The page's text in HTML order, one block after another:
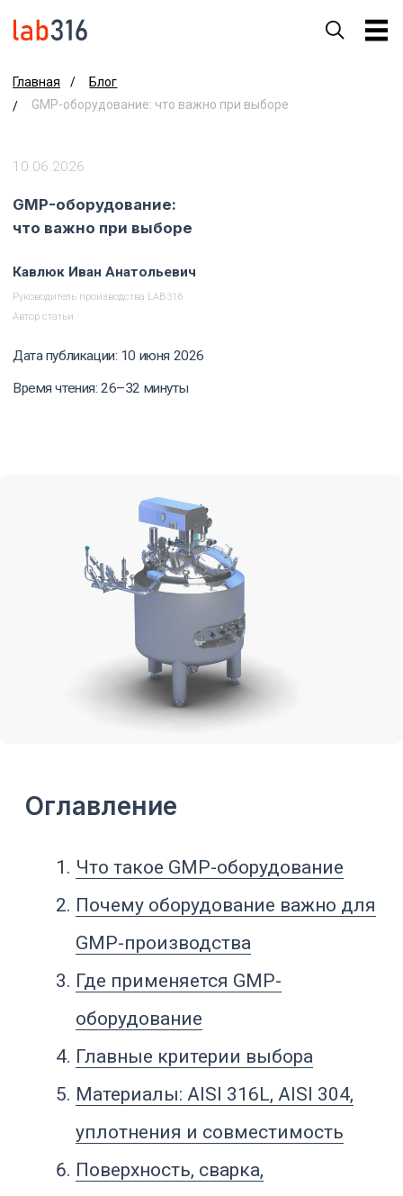
GMP-оборудование: что важно при выборе
/
что важно при выборе
Время чтения: 26–32 минуты
Руководитель производства LAB316
Автор статьи
Оглавление
Что такое GMP-оборудование
Почему оборудование важно для
GMP-производства
Где применяется GMP-
уплотнения и совместимость
дренируемость и санитарная
CIP/SIP, чистый пар и очистка
оборудования
Датчики, автоматизация и
электронные данные
Документация: FAT, SAT, IQ, OQ и
техническое досье
оборудование по типу процесса
Что указать в техническом
задании
Частые ошибки при выборе